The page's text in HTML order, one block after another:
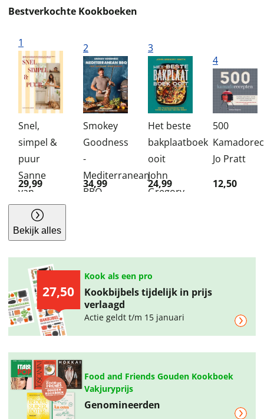
Bestverkochte Kookboeken
1
Snel,
simpel &
puur
Sanne
van
Lierop
29,99
2
Smokey
Goodness
-
Mediterranean
BBQ
34,99
3
Het beste
bakplaatboek
ooit
John
Gregory-
24,99
4
500
Jo Pratt
12,50
Bekijk alles
27,50
Kook als een pro
Kookbijbels tijdelijk in prijs
verlaagd
Actie geldt t/m 15 januari
Food and Friends Gouden Kookboek
Vakjuryprijs
Genomineerden